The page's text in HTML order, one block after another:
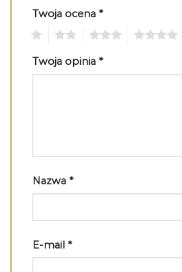
Twoja ocena *
Twoja opinia *
Nazwa *
E-mail *